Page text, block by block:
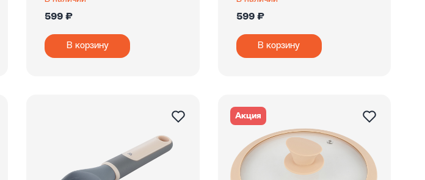
599 ₽
В корзину
599 ₽
В корзину
Акция